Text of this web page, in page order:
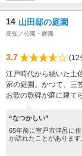
14 山田邸の庭園
高知／公園・庭園
3.7
(12
江戸時代から続いた土
家の庭園。かつて、三
お歌の歌碑が庭に建て
“なつかしい”
65年前に室戸市津呂に
か訪れたことがあります